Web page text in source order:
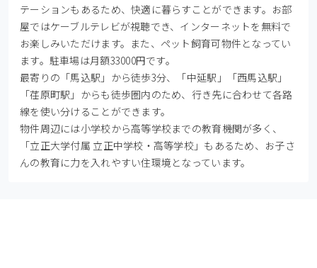
テーションもあるため、快適に暮らすことができます。お部
屋ではケーブルテレビが視聴でき、インターネットを無料で
お楽しみいただけます。また、ペット飼育可物件となってい
ます。駐車場は月額33000円です。
最寄りの「馬込駅」から徒歩3分、「中延駅」「西馬込駅」
「荏原町駅」からも徒歩圏内のため、行き先に合わせて各路
線を使い分けることができます。
物件周辺には小学校から高等学校までの教育機関が多く、
「立正大学付属 立正中学校・高等学校」もあるため、お子さ
んの教育に力を入れやすい住環境となっています。